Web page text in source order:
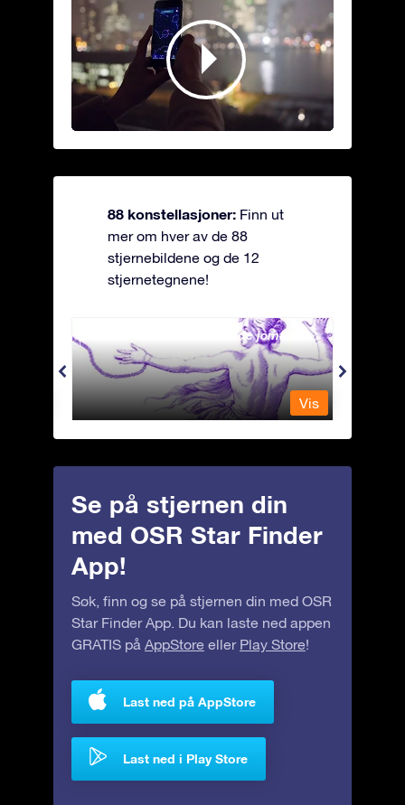
88 konstellasjoner: Finn ut
mer om hver av de 88
stjernebildene og de 12
stjernetegnene!
Andromeda - Den lenkede jomfrua
Vis
Se på stjernen din
med OSR Star Finder
App!
Søk, finn og se på stjernen din med OSR
Star Finder App. Du kan laste ned appen
GRATIS på AppStore eller Play Store!
Last ned på AppStore
Last ned i Play Store